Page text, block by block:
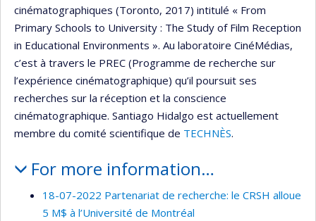
cinématographiques (Toronto, 2017) intitulé « From
Primary Schools to University : The Study of Film Reception
in Educational Environments ». Au laboratoire CinéMédias,
c’est à travers le PREC (Programme de recherche sur
l’expérience cinématographique) qu’il poursuit ses
recherches sur la réception et la conscience
cinématographique. Santiago Hidalgo est actuellement
membre du comité scientifique de TECHNÈS.
For more information…
18-07-2022 Partenariat de recherche: le CRSH alloue
5 M$ à l’Université de Montréal